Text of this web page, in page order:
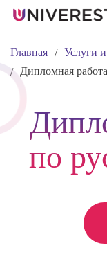
Главная / Услуги
/
Дипломная
по